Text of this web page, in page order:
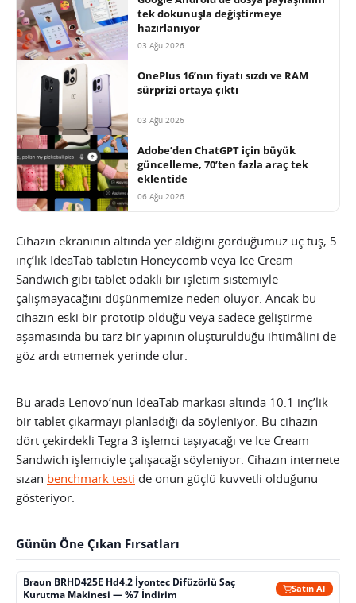
tek dokunuşla değiştirmeye
hazırlanıyor
03 Ağu 2026
OnePlus 16’nın fiyatı sızdı ve RAM
sürprizi ortaya çıktı
03 Ağu 2026
Adobe’den ChatGPT için büyük
güncelleme, 70’ten fazla araç tek
eklentide
06 Ağu 2026
Cihazın ekranının altında yer aldığını gördüğümüz üç tuş, 5
inç’lik IdeaTab tabletin Honeycomb veya Ice Cream
Sandwich gibi tablet odaklı bir işletim sistemiyle
çalışmayacağını düşünmemize neden oluyor. Ancak bu
cihazın eski bir prototip olduğu veya sadece geliştirme
aşamasında bu tarz bir yapının oluşturulduğu ihtimâlini de
göz ardı etmemek yerinde olur.
Bu arada Lenovo’nun IdeaTab markası altında 10.1 inç’lik
bir tablet çıkarmayı planladığı da söyleniyor. Bu cihazın
dört çekirdekli Tegra 3 işlemci taşıyacağı ve Ice Cream
Sandwich işlemciyle çalışacağı söyleniyor. Cihazın internete
sızan benchmark testi de onun güçlü kuvvetli olduğunu
gösteriyor.
Günün Öne Çıkan Fırsatları
Braun BRHD425E Hd4.2 İyontec Difüzörlü Saç
Kurutma Makinesi — %7 İndirim
Satın Al